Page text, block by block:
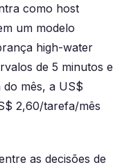
como host
um modelo
high-water
de 5 minutos e
mês, a US$
2,60/tarefa/mês
as decisões de